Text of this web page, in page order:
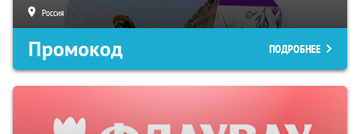
Россия
Промокод ПОДРОБНЕЕ